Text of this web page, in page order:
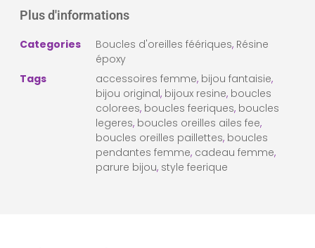
Plus d'informations
Categories Boucles d'oreilles féériques, Résine
époxy
Tags
accessoires femme, bijou fantaisie,
bijou original, bijoux resine, boucles
colorees, boucles feeriques, boucles
legeres, boucles oreilles ailes fee,
boucles oreilles paillettes, boucles
pendantes femme, cadeau femme,
parure bijou, style feerique